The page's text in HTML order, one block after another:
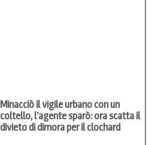
Minacciò il vigile urbano con un
coltello, l’agente sparò: ora scatta il
divieto di dimora per il clochard